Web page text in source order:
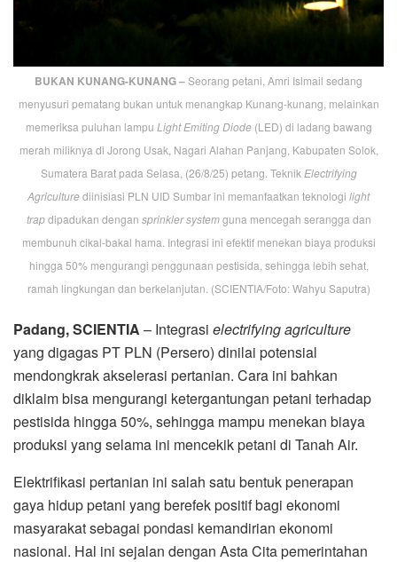
BUKAN KUNANG-KUNANG –Seorang petani, Amri Islmail sedang
menyusuri pematang bukan untuk menangkap Kunang-kunang, melainkan
memeriksa puluhan lampu Light Emiting Diode(LED) di ladang bawang
merah miliknya di Jorong Usak, Nagari Alahan Panjang, Kabupaten Solok,
Sumatera Barat pada Selasa, (26/8/25) petang. Teknik Electrifying
Agriculturediinisiasi PLN UID Sumbar ini memanfaatkan teknologi light
trapdipadukan dengan sprinkler systemguna mencegah serangga dan
membunuh cikal-bakal hama. Integrasi ini efektif menekan biaya produksi
hingga 50% mengurangi penggunaan pestisida, sehingga lebih sehat,
ramah lingkungan dan berkelanjutan. (SCIENTIA/Foto: Wahyu Saputra)
Padang, SCIENTIA – Integrasi electrifying agriculture
yang digagas PT PLN (Persero) dinilai potensial
mendongkrak akselerasi pertanian. Cara ini bahkan
diklaim bisa mengurangi ketergantungan petani terhadap
pestisida hingga 50%, sehingga mampu menekan biaya
produksi yang selama ini mencekik petani di Tanah Air.
Elektrifikasi pertanian ini salah satu bentuk penerapan
gaya hidup petani yang berefek positif bagi ekonomi
masyarakat sebagai pondasi kemandirian ekonomi
nasional. Hal ini sejalan dengan Asta Cita pemerintahan